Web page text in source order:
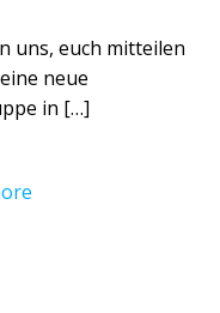
uns, euch mitteilen
neue
in […]